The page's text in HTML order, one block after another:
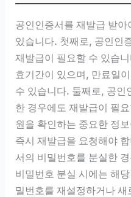
공인인증서를 재발급 받
있습니다. 첫째로, 공인인
재발급이 필요할 수 있습
효기간이 있으며, 만료일
수 있습니다. 둘째로, 공인
한 경우에도 재발급이 필
원을 확인하는 중요한 정
즉시 재발급을 요청해야
서의 비밀번호를 분실한
비밀번호 분실 시에는 해
밀번호를 재설정하거나